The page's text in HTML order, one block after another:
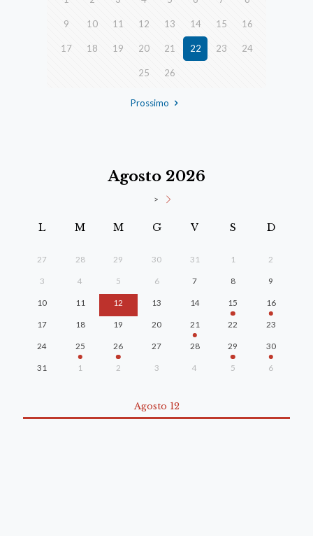
9 10 11 12 13 14 15 16
17 18 19 20 21 22 23 24
25 26
Prossimo
Agosto 2026
>
L M M G V S D
27 28 29 30 31 1 2
3 4 5 6 7 8 9
10 11 12 13 14 15 16
17 18 19 20 21 22 23
24 25 26 27 28 29 30
31 1 2 3 4 5 6
Agosto 12